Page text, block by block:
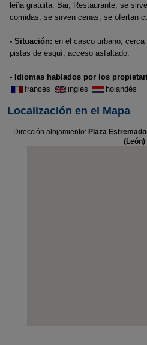
leña gratuita, Bar, Restaurante, se
comidas, se sirven cenas, se ofertan
- Situación: en el casco urbano,
pistas de esquí, acceso asfaltado.
- Idiomas hablados por los
francés
inglés holandés
Localización en el Mapa
Dirección alojamiento: Plaza
(León)